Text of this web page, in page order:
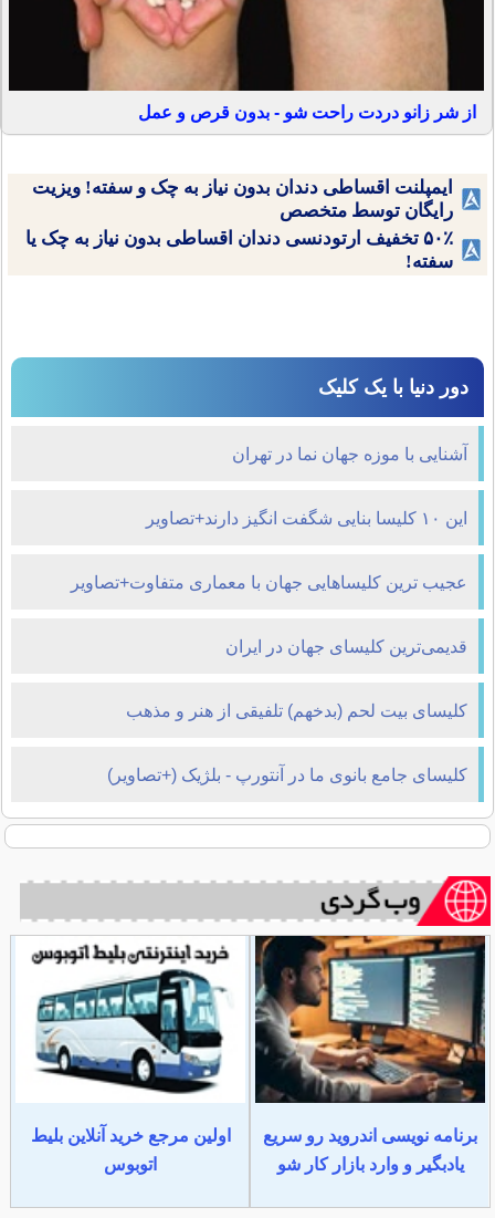
از شر زانو دردت راحت شو - بدون قرص و عمل
ایمپلنت اقساطی دندان بدون نیاز به چک و سفته! ویزیت
رایگان توسط متخصص
۵۰٪ تخفیف ارتودنسی دندان اقساطی بدون نیاز به چک یا
سفته!
دور دنیا با یک کلیک
آشنایی با موزه جهان نما در تهران
این ۱۰ کلیسا بنایی شگفت انگیز دارند+تصاویر
عجیب ترین کلیساهایی جهان با معماری متفاوت+تصاویر
قدیمی‌ترین كلیسای جهان در ایران
کلیسای بیت لحم (بدخهم) تلفیقی از هنر و مذهب
کلیسای جامع بانوی ما در آنتورپ - بلژیک (+تصاویر)
برنامه نویسی اندروید رو سریع
یادبگیر و وارد بازار کار شو
اولین مرجع خرید آنلاین بلیط
اتوبوس